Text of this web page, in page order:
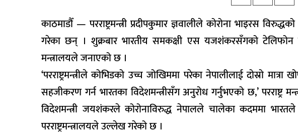
काठमाडौँ — परराष्ट्रमन्त्री प्रदीपकुमार ज्ञवालीले कोरोना भाइरस
गरेका छन् । शुक्रबार भारतीय समकक्षी एस यजशंकरसँगको टेलिफोन
मन्त्रालयले जनाएको छ ।
‘परराष्ट्रमन्त्रीले कोभिडको उच्च जोखिममा परेका नेपालीलाई दोस्रो
सहजीकरण गर्न भारतका विदेशमन्त्रीसँग अनुरोध गर्नुभएको छ,’ परराष्ट्र
विदेशमन्त्री जयशंकरले कोरोनाविरुद्ध नेपालले चालेका कदममा
परराष्ट्रमन्त्रालयले उल्लेख गरेको छ ।